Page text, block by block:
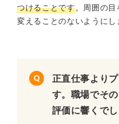
つけることです。周囲の目
変えることのないようにし
正直仕事より
す。職場でそ
評価に響くで